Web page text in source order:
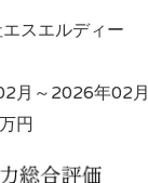
スエルディー
月～2026年02月
円